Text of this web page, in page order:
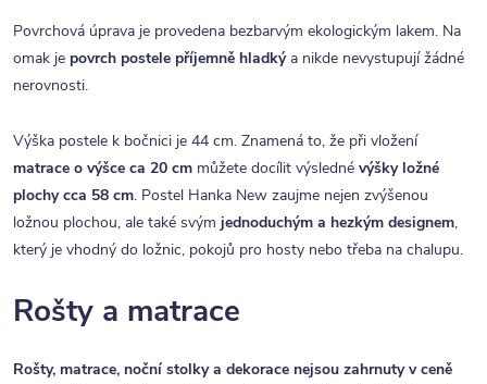
Povrchová úprava je provedena bezbarvým ekologickým lakem. Na
omak je povrch postele příjemně hladkýa nikde nevystupují žádné
nerovnosti.
Výška postele k bočnici je 44 cm. Znamená to, že při vložení
matrace o výšce ca 20 cm můžete docílit výsledné výšky ložné
plochy cca 58 cm. Postel Hanka New zaujme nejen zvýšenou
ložnou plochou, ale také svým jednoduchým a hezkým designem,
který je vhodný do ložnic, pokojů pro hosty nebo třeba na chalupu.
Rošty a matrace
Rošty, matrace, noční stolky a dekorace nejsou zahrnuty v ceně